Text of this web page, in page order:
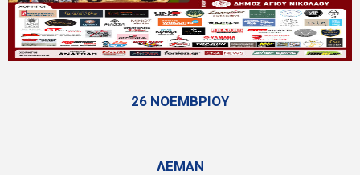
26 ΝΟΕΜΒΡΙΟΥ
ΛΕΜΑΝ